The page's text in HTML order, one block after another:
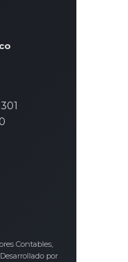
Contables,
por